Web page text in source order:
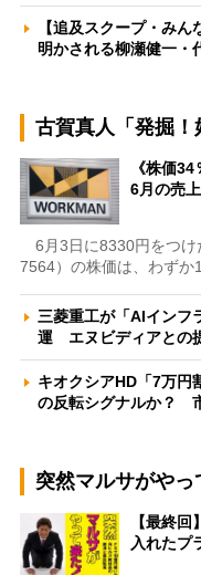
【追及スクープ・み
明かされる柳瀬健一・
古賀真人「発掘！
《株価
6月の売
6月3日に8330円をつけ
7564）の株価は、わず
三菱重工が「AIインフ
運 エヌビディアとの
キオクシアHD「7万円
の反転シグナルか？
突然マルサがやっ
【最終
入れたプ